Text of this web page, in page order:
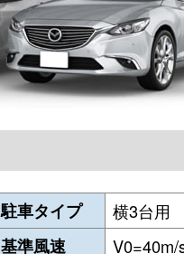
駐車タイプ 横3台用
基準風速 V0=40m/